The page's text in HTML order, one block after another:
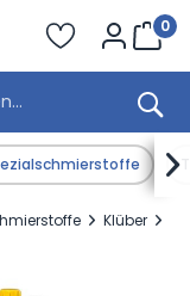
0

Klüber